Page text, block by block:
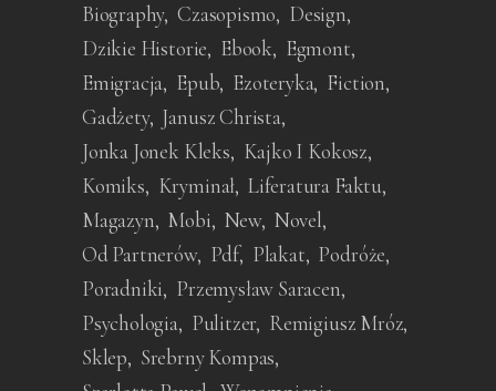
Biography Czasopismo
Design
Dzikie Historie
Ebook
Egmont
Emigracja
Epub Ezoteryka Fiction
Gadżety Janusz Christa
Jonka Jonek Kleks
Kajko I Kokosz
Komiks
Kryminał Liferatura Faktu
Magazyn Mobi New Novel
Od Partnerów Pdf Plakat Podróże
Poradniki
Przemysław Saracen
Psychologia
Pulitzer Remigiusz Mróz
Sklep
Srebrny Kompas